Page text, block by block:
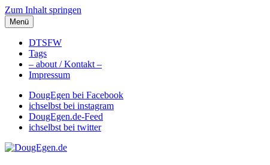
Zum Inhalt springen
DougEgen.de
Musik, Gedanken und Informationen / Ich bin Doug Egen!
Menü
DTSFW
Tags
– about / Kontakt –
Impressum
DougEgen bei Facebook
ichselbst bei instagram
DougEgen.de-Feed
ichselbst bei twitter